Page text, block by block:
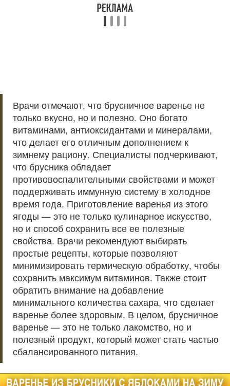
Врачи отмечают, что брусничное варенье не
только вкусно, но и полезно. Оно богато
витаминами, антиоксидантами и минералами,
что делает его отличным дополнением к
зимнему рациону. Специалисты подчеркивают,
что брусника обладает
противовоспалительными свойствами и может
поддерживать иммунную систему в холодное
время года. Приготовление варенья из этого
ягоды — это не только кулинарное искусство,
но и способ сохранить все ее полезные
свойства. Врачи рекомендуют выбирать
простые рецепты, которые позволяют
минимизировать термическую обработку, чтобы
сохранить максимум витаминов. Также стоит
обратить внимание на добавление
минимального количества сахара, что сделает
варенье более здоровым. В целом, брусничное
варенье — это не только лакомство, но и
полезный продукт, который может стать частью
сбалансированного питания.